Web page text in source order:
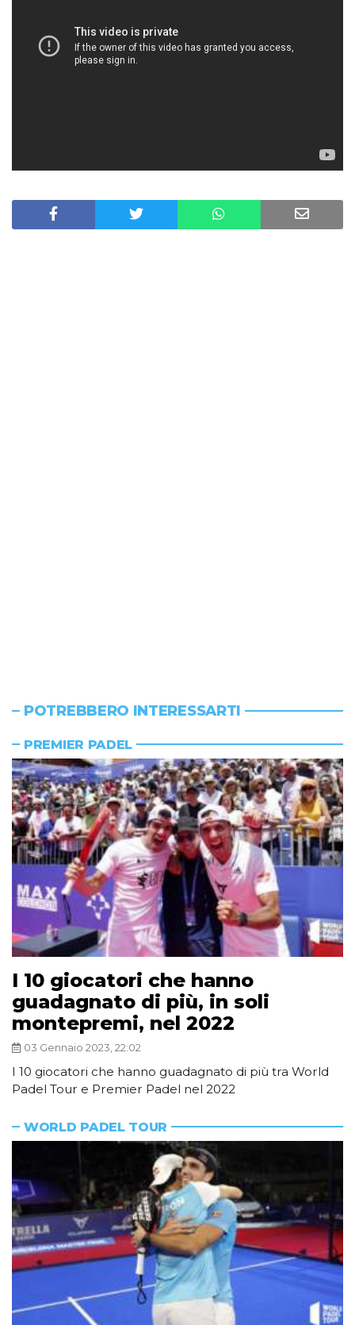
POTREBBERO INTERESSARTI
PREMIER PADEL
I 10 giocatori che hanno
guadagnato di più, in soli
montepremi, nel 2022
03 Gennaio 2023, 22:02
I 10 giocatori che hanno guadagnato di più tra World
Padel Tour e Premier Padel nel 2022
WORLD PADEL TOUR